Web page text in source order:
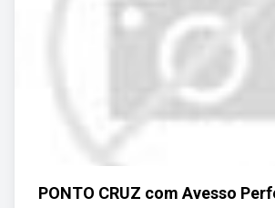
PONTO CRUZ com Avesso